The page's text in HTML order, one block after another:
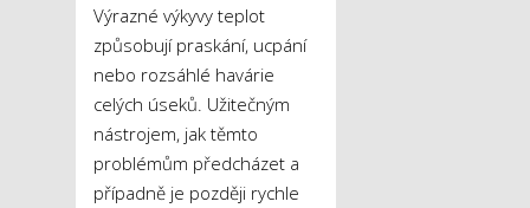
Výrazné výkyvy teplot
způsobují praskání, ucpání
nebo rozsáhlé havárie
celých úseků. Užitečným
nástrojem, jak těmto
problémům předcházet a
případně je později rychle